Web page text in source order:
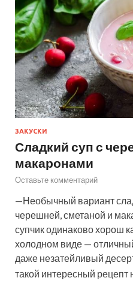
ЗАКУСКИ
Сладкий суп с
макаронами
Оставьте комментарий
—Необычный вариант
черешней, сметаной и
супчик одинаково хорош
холодном виде —
даже незатейливый
такой интересный рецепт